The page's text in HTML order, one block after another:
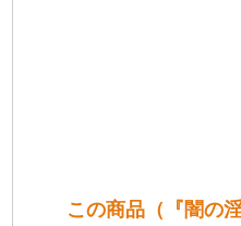
この商品（『闇の